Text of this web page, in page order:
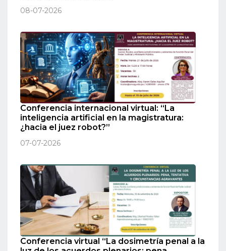
08-07-2026
Conferencia internacional virtual: “La
inteligencia artificial en la magistratura:
¿hacia el juez robot?”
07-07-2026
Conferencia virtual “La dosimetría penal a la